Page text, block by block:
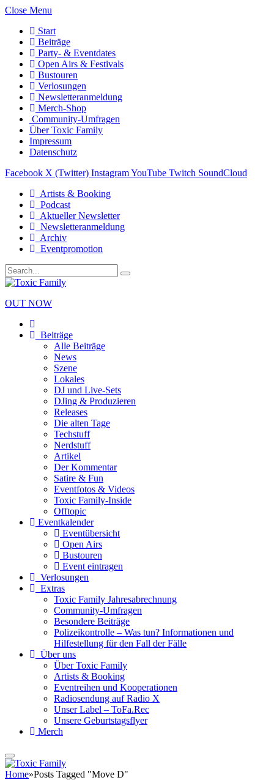
Close Menu
Start
Beiträge
Party- & Eventdates
Open Airs & Festivals
Bustouren
Verlosungen
Newsletteranmeldung
Merch-Shop
Community-Umfragen
Über Toxic Family
Impressum
Datenschutz
Facebook X (Twitter) InstagramYouTube Twitch SoundCloud
Artists & Booking
Podcast
Aktueller Newsletter
Newsletteranmeldung
Archiv
Eventpromotion
OUT NOW
Beiträge
Alle Beiträge
News
Szene
Lokales
DJ und Live-Sets
DJing & Produzieren
Releases
Die alten Tage
Techstuff
Nerdstuff
Artikel
Der Kommentar
Satire & Fun
Eventfotos & Videos
Toxic Family-Inside
Offtopic
Eventkalender
Eventübersicht
Open Airs
Bustouren
Event eintragen
Verlosungen
Extras
Toxic Family Jahresabrechnung
Community-Umfragen
Besondere Beiträge
Polizeikontrolle – Was tun? Informationen und
Hilfestellung für den Fall der Fälle
Über uns
Über Toxic Family
Artists & Booking
Eventreihen und Kooperationen
Radiosendung auf Radio X
Unser Label – ToFa.Rec
Unsere Geburtstagsflyer
Merch
Home»Posts Tagged "Move D"